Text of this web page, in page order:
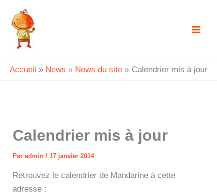
contenu
Accueil News News du site Calendrier mis à jour
Calendrier mis à jour
Paradmin/ 17 janvier 2014
Retrouvez le calendrier de Mandarine à cette
adresse :